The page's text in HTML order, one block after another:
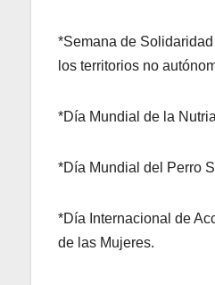
*Semana de
los territorios no
*Día Mundial de la
*Día Mundial del Perro
*Día Internacional de
de las Mujeres.